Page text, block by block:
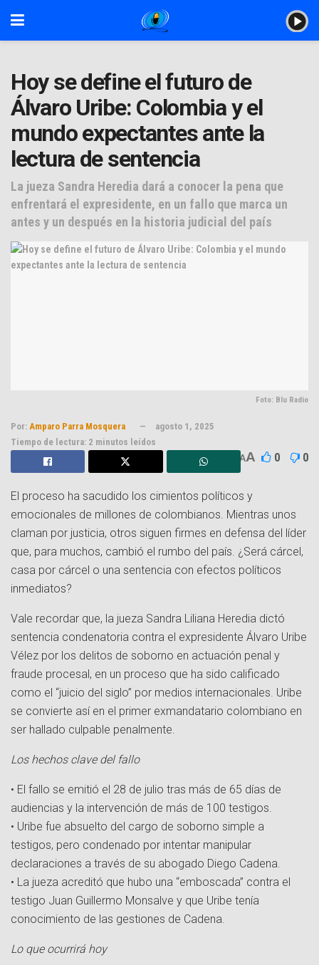
Hoy se define el futuro de
Álvaro Uribe: Colombia y el
mundo expectantes ante la
lectura de sentencia
La jueza Sandra Heredia dará a conocer la pena que
enfrentará el expresidente, en un fallo que marca un
antes y un después en la historia judicial del país
Foto: Blu Radio
Por: Amparo Parra Mosquera
agosto 1, 2025
Tiempo de lectura: 2 minutos leídos
AA 0 0
El proceso ha sacudido los cimientos políticos y
emocionales de millones de colombianos. Mientras unos
claman por justicia, otros siguen firmes en defensa del líder
que, para muchos, cambió el rumbo del país. ¿Será cárcel,
casa por cárcel o una sentencia con efectos políticos
inmediatos?
Vale recordar que, la jueza Sandra Liliana Heredia dictó
sentencia condenatoria contra el expresidente Álvaro Uribe
Vélez por los delitos de soborno en actuación penal y
fraude procesal, en un proceso que ha sido calificado
como el “juicio del siglo” por medios internacionales. Uribe
se convierte así en el primer exmandatario colombiano en
ser hallado culpable penalmente.
Los hechos clave del fallo
• El fallo se emitió el 28 de julio tras más de 65 días de
audiencias y la intervención de más de 100 testigos.
• Uribe fue absuelto del cargo de soborno simple a
testigos, pero condenado por intentar manipular
declaraciones a través de su abogado Diego Cadena.
• La jueza acreditó que hubo una “emboscada” contra el
testigo Juan Guillermo Monsalve y que Uribe tenía
conocimiento de las gestiones de Cadena.
Lo que ocurrirá hoy